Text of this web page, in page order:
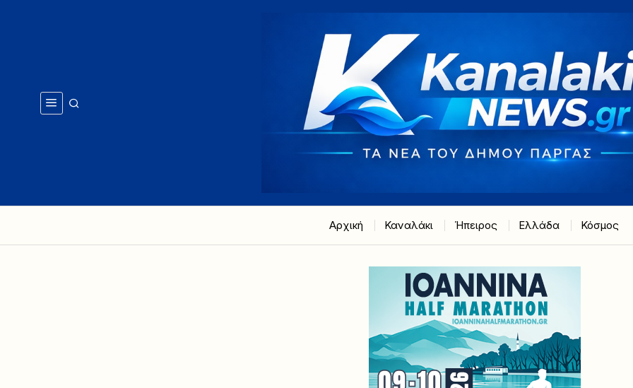
Αρχική Καναλάκι Ήπειρος Ελλάδα Κόσμος